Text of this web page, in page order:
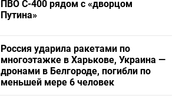
ПВО С-400 рядом с «дворцом
Путина»
Россия ударила ракетами по
многоэтажке в Харькове, Украина —
дронами в Белгороде, погибли по
меньшей мере 6 человек